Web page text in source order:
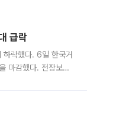
급락
하락했다. 6일 한국거
마감했다. 전장보다